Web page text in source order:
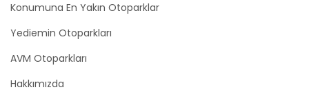
Konumuna En Yakın Otoparklar
Yediemin Otoparkları
AVM Otoparkları
Hakkımızda